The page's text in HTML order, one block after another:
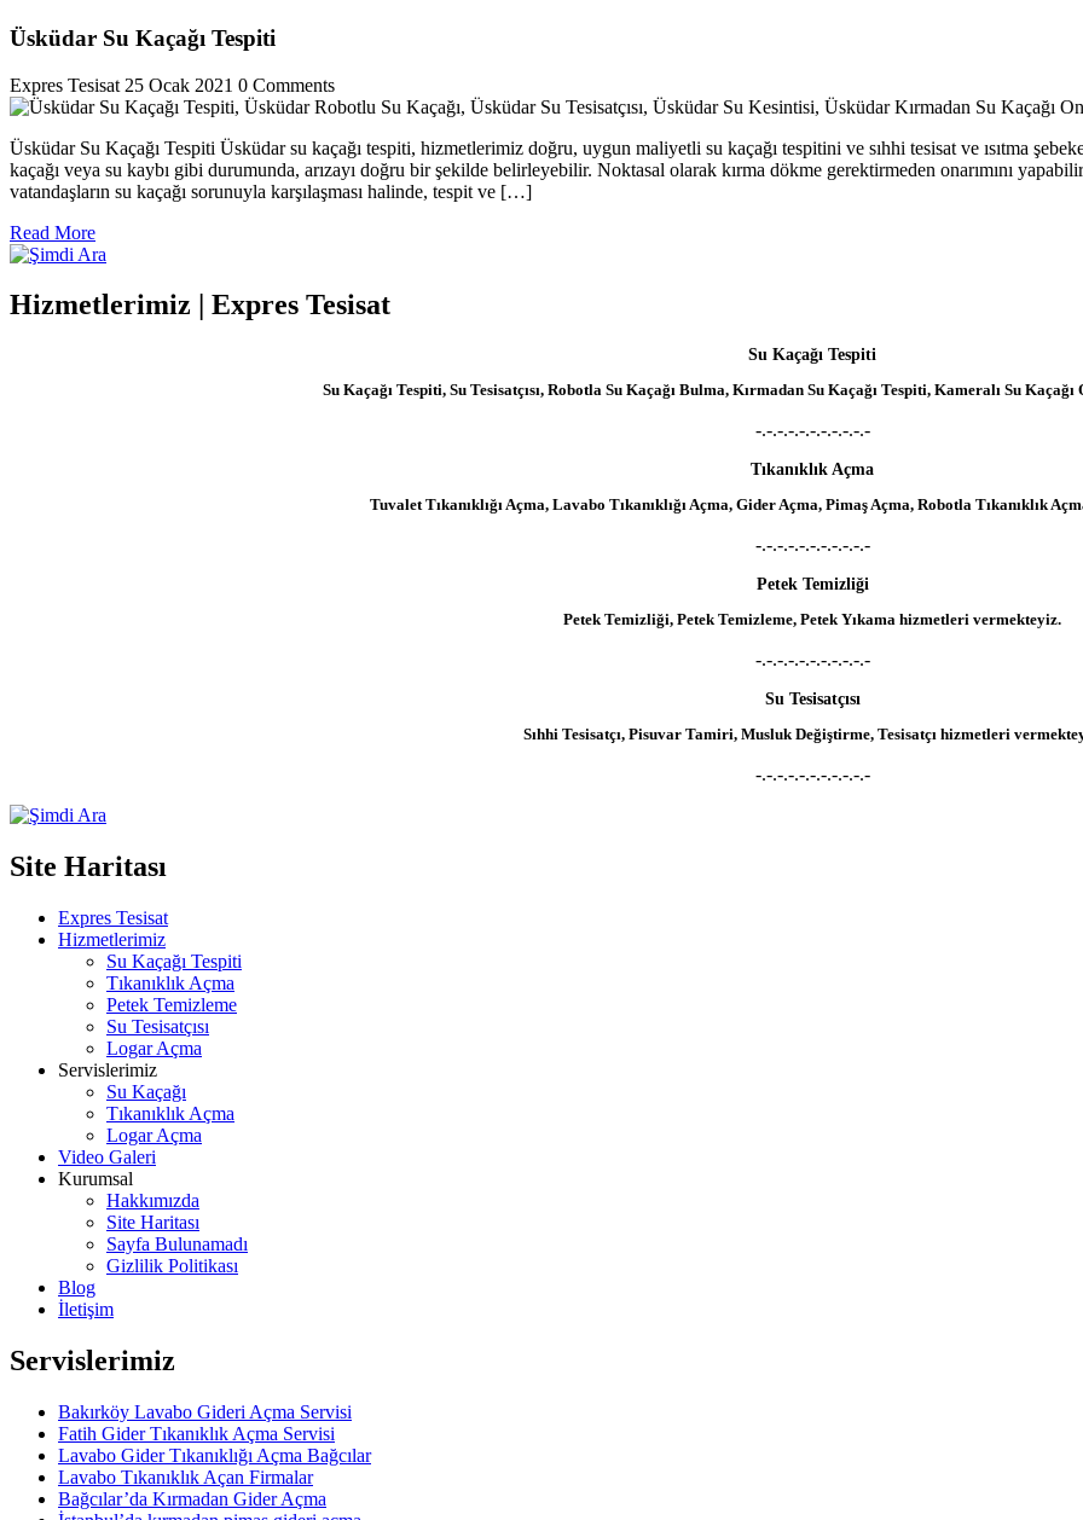
Üsküdar Su Kaçağı Tespiti
Expres Tesisat 25 Ocak 2021 0 Comments
Üsküdar Su Kaçağı Tespiti Üsküdar su kaçağı tespiti, hizmetlerimiz doğru, uygun maliyetli su kaçağı tespitini ve sıhhi tesisat ve ısıtma
kaçağı veya su kaybı gibi durumunda, arızayı doğru bir şekilde belirleyebilir. Noktasal olarak kırma dökme gerektirmeden onarımını
vatandaşların su kaçağı sorunuyla karşılaşması halinde, tespit ve […]
Read MoreRead
More
Hizmetlerimiz | Expres Tesisat
Su Kaçağı Tespiti
Su Kaçağı Tespiti, Su Tesisatçısı, Robotla Su Kaçağı Bulma, Kırmadan Su Kaçağı Tespiti, Kameralı Su
-.-.-.-.-.-.-.-.-.-.-
Tıkanıklık Açma
Tuvalet Tıkanıklığı Açma, Lavabo Tıkanıklığı Açma, Gider Açma, Pimaş Açma, Robotla Tıkanıklık
-.-.-.-.-.-.-.-.-.-.-
Petek Temizliği
Petek Temizliği, Petek Temizleme, Petek Yıkama hizmetleri vermekteyiz.
-.-.-.-.-.-.-.-.-.-.-
Su Tesisatçısı
Sıhhi Tesisatçı, Pisuvar Tamiri, Musluk Değiştirme, Tesisatçı hizmetleri
-.-.-.-.-.-.-.-.-.-.-
Site Haritası
Expres Tesisat
Hizmetlerimiz
Su Kaçağı Tespiti
Tıkanıklık Açma
Petek Temizleme
Su Tesisatçısı
Logar Açma
Servislerimiz
Su Kaçağı
Tıkanıklık Açma
Logar Açma
Video Galeri
Kurumsal
Hakkımızda
Site Haritası
Sayfa Bulunamadı
Gizlilik Politikası
Blog
İletişim
Servislerimiz
Bakırköy Lavabo Gideri Açma Servisi
Fatih Gider Tıkanıklık Açma Servisi
Lavabo Gider Tıkanıklığı Açma Bağcılar
Lavabo Tıkanıklık Açan Firmalar
Bağcılar’da Kırmadan Gider Açma